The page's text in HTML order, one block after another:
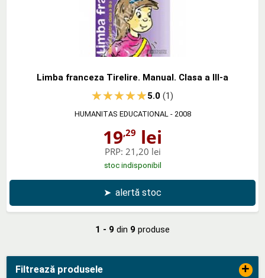
Filtrează produsele +
Limba franceza Tirelire. Manual. Clasa a III-a
5.0(1)
HUMANITAS EDUCATIONAL- 2008
19,29 lei
PRP: 21,20 lei
stoc indisponibil
➤ alertă stoc
1 - 9 din 9 produse